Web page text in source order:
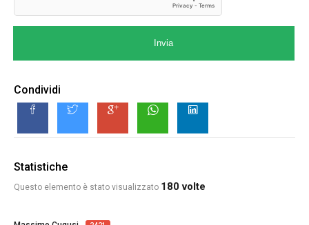
Invia
Condividi
Statistiche
Questo elemento è stato visualizzato 180 volte